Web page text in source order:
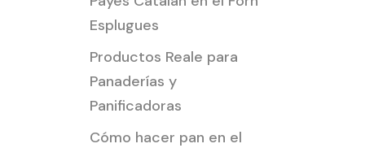
Esplugues
Productos Reale para
Panaderías y
Panificadoras
Cómo hacer pan en el